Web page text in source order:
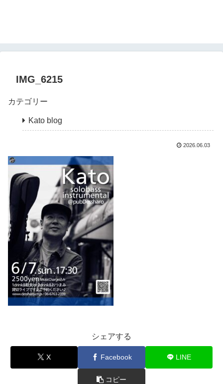
IMG_6215
カテゴリー
Kato blog
2026.06.03
シェアする
X Facebook LINE
コピー